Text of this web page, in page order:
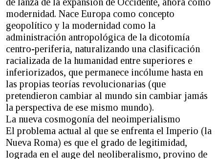
modernidad. Nace Europa como concepto
geopolítico y la modernidad como la
administración antropológica de la dicotomía
centro-periferia, naturalizando una clasificación
racializada de la humanidad entre superiores e
inferiorizados, que permanece incólume hasta en
las propias teorías revolucionarias (que
pretendieron cambiar al mundo sin cambiar jamás
la perspectiva de ese mismo mundo).
La nueva cosmogonía del neoimperialismo
El problema actual al que se enfrenta el Imperio (la
Nueva Roma) es que el grado de legitimidad,
lograda en el auge del neoliberalismo, provino de